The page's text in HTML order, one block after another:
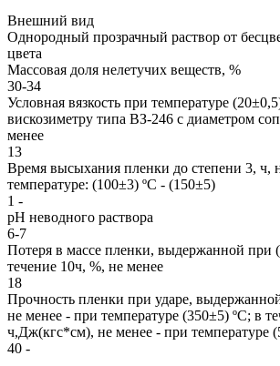
Внешний вид
Однородный прозрачный раствор от
цвета
Массовая доля нелетучих веществ, %
30-34
Условная вязкость при температуре
вискозиметру типа ВЗ-246 с диаметром
менее
13
Время высыхания пленки до степени 3, ч,
температуре: (100±3) ºС - (150±5)
1 -
рH неводного раствора
6-7
Потеря в массе пленки, выдержанной при
течение 10ч, %, не менее
18
Прочность пленки при ударе,
не менее - при температуре (350±5) ºС; в
ч,Дж(кгс*см), не менее - при температуре
40 -